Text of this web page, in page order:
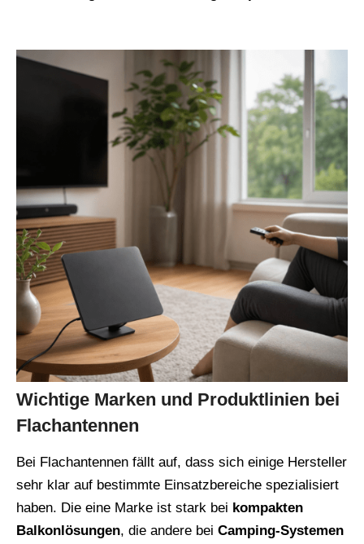
Wichtige Marken und Produktlinien bei
Flachantennen
Bei Flachantennen fällt auf, dass sich einige Hersteller
sehr klar auf bestimmte Einsatzbereiche spezialisiert
haben. Die eine Marke ist stark bei kompakten
Balkonlösungen, die andere bei Camping-Systemen